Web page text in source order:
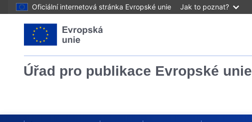
Oficiální internetová stránka Evropské unie Jak to poznat?
Úřad pro publikace Evropské unie